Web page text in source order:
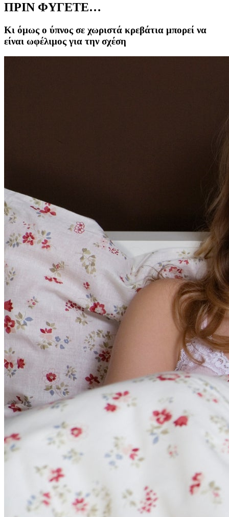
ΠΡΙΝ ΦΥΓΕΤΕ…
Κι όμως ο ύπνος σε χωριστά κρεβάτια μπορεί να
είναι ωφέλιμος για την σχέση